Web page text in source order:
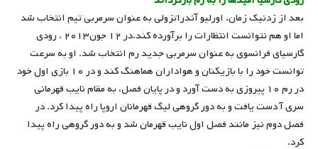
بعد از زدنیک زمان، اورلیو آندراتزولی به عنوان سرمربی تیم انتخاب شد
اما او هم نتوانست انتظارات را برآورده کند.در ۱۲ جون۲۰۱۳ ، رودی
گارسیای فرانسوی به عنوان سرمربی جدید رم انتخاب شد. او به سرعت
توانست خود را با بازیکنان و هواداران هماهنگ کند و در ۱۰ بازی اول خود
در رم ۱۰ پیروزی به دست آورد و در پایان فصل، به مقام نایب قهرمانی
سری آ دست یافت و به دور گروهی لیگ قهرمانان اروپا راه پیدا کرد. در
فصل دوم نیز مانند فصل اول نایب قهرمان شد و به دور گروهی راه پیدا
کرد.